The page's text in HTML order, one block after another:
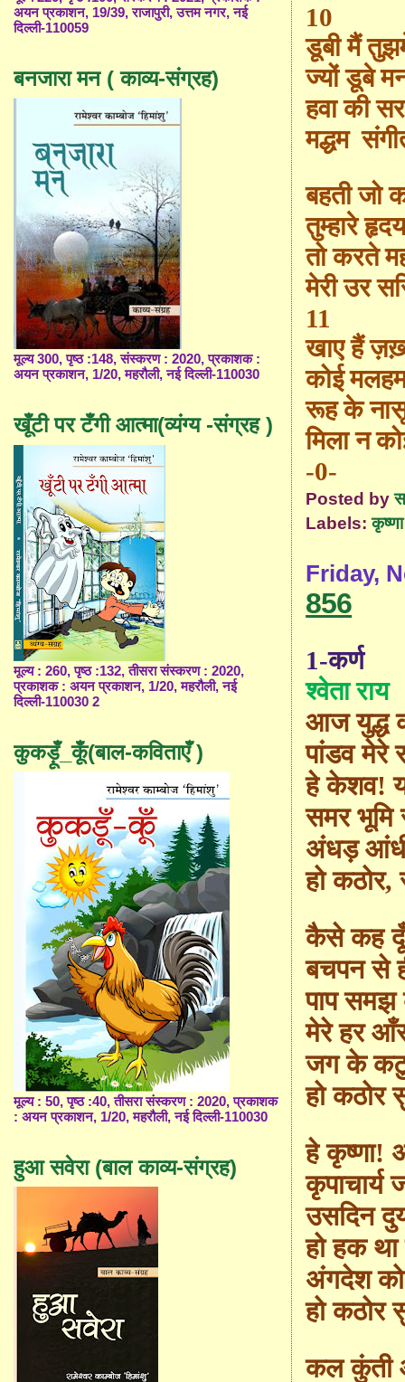
10
डूबी मैं
ज्यों डूबे
हवा की
मद्धम
बहती जो
तुम्हारे
तो करते
मेरी उर
11
खाए हैं
कोई
रूह के
मिला न
-0-
Posted by
Labels:कृष्णा
Friday,
856
1-कर्ण
श्वेता राय
आज युद्ध
पांडव मेरे
हे केशव!
समर भूमि
अंधड़ आंधी
हो कठोर,
कैसे कह दूँ
बचपन से
पाप समझ
मेरे हर
जग के
हो कठोर
हे कृष्णा!
कृपाचार्य
उसदिन
हो हक था
अंगदेश
हो कठोर
कल कुंती
अयन प्रकाशन, 19/39, राजापुरी, उत्तम नगर, नई
दिल्ली-110059
बनजारा मन ( काव्य-संग्रह)
मूल्य 300, पृष्ठ :148, संस्करण : 2020, प्रकाशक :
अयन प्रकाशन, 1/20, महरौली, नई दिल्ली-110030
खूँटी पर टँगी आत्मा(व्यंग्य -संग्रह )
मूल्य : 260, पृष्ठ :132, तीसरा संस्करण : 2020,
प्रकाशक : अयन प्रकाशन, 1/20, महरौली, नई
दिल्ली-110030 2
कुकड़ूँ_कूँ(बाल-कविताएँ )
मूल्य : 50, पृष्ठ :40, तीसरा संस्करण : 2020, प्रकाशक
: अयन प्रकाशन, 1/20, महरौली, नई दिल्ली-110030
हुआ सवेरा (बाल काव्य-संग्रह)